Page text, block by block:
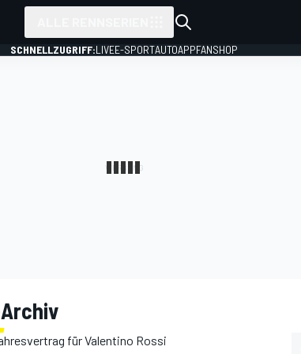
SCHNELLZUGRIFF:LIVEE-SPORTAUTOAPPFANSHOP
für Valentino Rossi